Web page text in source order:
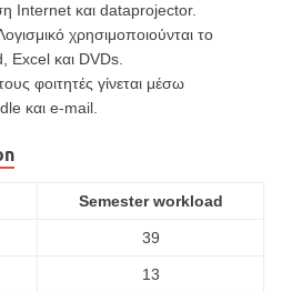
Internet και dataprojector.
χρησιμοποιoύνται το
Excel και DVDs.
φοιτητές γίνεται μέσω
και e-mail.
Semester workload
39
13